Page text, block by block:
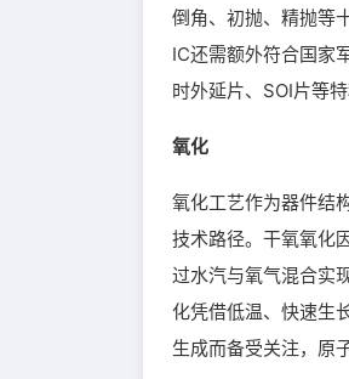
倒角、初抛、精抛等
IC还需额外符合国家
时外延片、SOI片等
氧化
氧化工艺作为器件结
技术路径。干氧氧化
过水汽与氧气混合实
化凭借低温、快速生
生成而备受关注，原